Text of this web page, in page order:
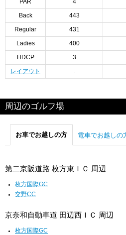
PAR 4
Back 443
Regular 431
Ladies 400
HDCP 3
レイアウト
周辺のゴルフ場
お車でお越しの方 電車でお越しの
第二京阪道路 枚方東ＩＣ 周辺
枚方国際GC
交野CC
京奈和自動車道 田辺西ＩＣ 周辺
枚方国際GC